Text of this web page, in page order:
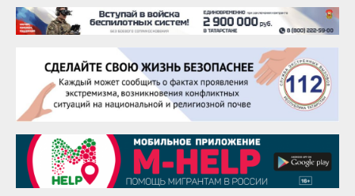
22 августа
Евгений Ефимов
25 августа
Сэсэгма Бубеева
28 августа
Чингиз Мустафаев
29 августа
Надежда Рослова